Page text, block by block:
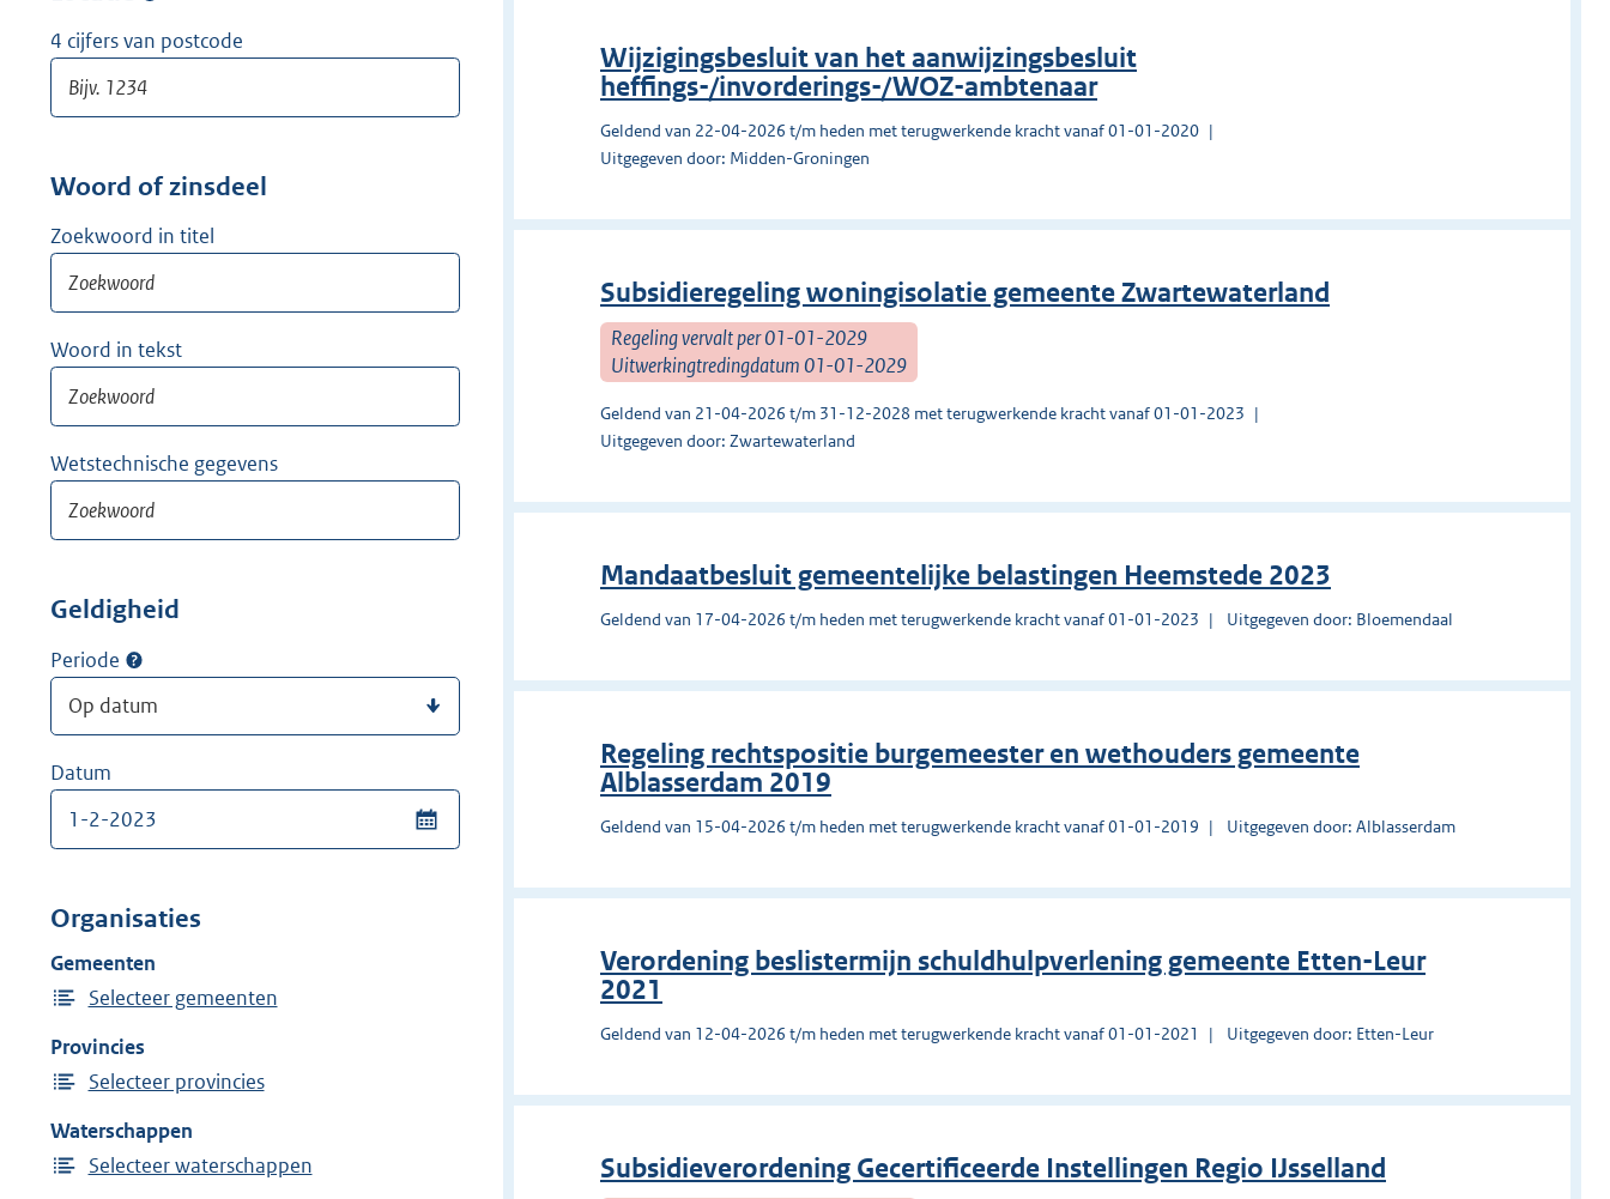
i
4 cijfers van postcode
Woord of zinsdeel
Zoekwoord in titel
Woord in tekst
Wetstechnische gegevens
Geldigheid
Periode
Datum
Organisaties
Gemeenten
Selecteer gemeenten
Provincies
Selecteer provincies
Waterschappen
Selecteer waterschappen
Wijzigingsbesluit van het aanwijzingsbesluit
heffings-/invorderings-/WOZ-ambtenaar
Geldend van 22-04-2026 t/m heden met terugwerkende kracht vanaf 01-01-2020
Uitgegeven door: Midden-Groningen
Subsidieregeling woningisolatie gemeente Zwartewaterland
Regeling vervalt per 01-01-2029
Uitwerkingtredingdatum 01-01-2029
Geldend van 21-04-2026 t/m 31-12-2028 met terugwerkende kracht vanaf 01-01-2023
Uitgegeven door: Zwartewaterland
Mandaatbesluit gemeentelijke belastingen Heemstede 2023
Geldend van 17-04-2026 t/m heden met terugwerkende kracht vanaf 01-01-2023 Uitgegeven door: Bloemendaal
Regeling rechtspositie burgemeester en wethouders gemeente
Alblasserdam 2019
Geldend van 15-04-2026 t/m heden met terugwerkende kracht vanaf 01-01-2019 Uitgegeven door: Alblasserdam
Verordening beslistermijn schuldhulpverlening gemeente Etten-Leur
2021
Geldend van 12-04-2026 t/m heden met terugwerkende kracht vanaf 01-01-2021 Uitgegeven door: Etten-Leur
Subsidieverordening Gecertificeerde Instellingen Regio IJsselland